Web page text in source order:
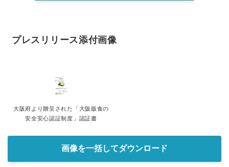
プレスリリース添付画像
大阪府より贈呈された「大阪版食の
安全安心認証制度」認証書
画像を一括してダウンロード